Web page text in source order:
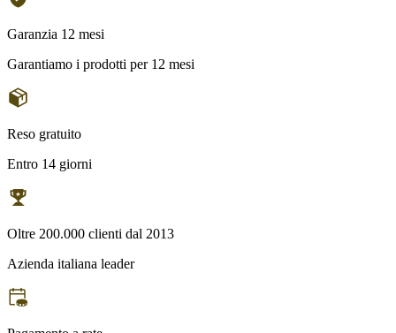
Garanzia 12 mesi
Garantiamo i prodotti per 12 mesi
Reso gratuito
Entro 14 giorni
Oltre 200.000 clienti dal 2013
Azienda italiana leader